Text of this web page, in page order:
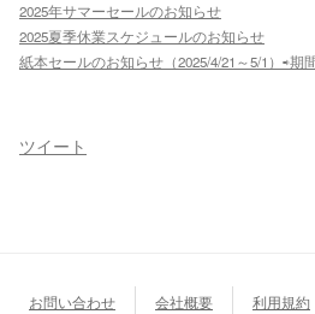
2025年サマーセールのお知らせ
2025夏季休業スケジュールのお知らせ
紙本セールのお知らせ（2025/4/21～5/1）⇨期
ツイート
お問い合わせ 会社概要 利用規約